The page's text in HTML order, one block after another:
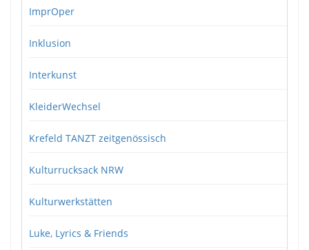
ImprOper
Inklusion
Interkunst
KleiderWechsel
Krefeld TANZT zeitgenössisch
Kulturrucksack NRW
Kulturwerkstätten
Luke, Lyrics & Friends